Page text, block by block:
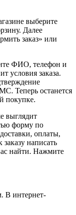
выберите
Далее
заказ» или
ФИО, телефон и
условия заказа.
Теперь останется
покупке.
выглядит
форму по
оплаты,
написать
найти. Нажмите
В интернет-